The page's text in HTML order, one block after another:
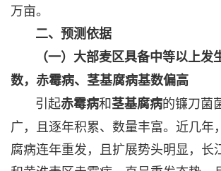
万亩。
二、预测依据
（一）大部麦区具备中等以上发
数，赤霉病、茎基腐病基数偏高
引起赤霉病和茎基腐病的镰刀菌
广，且逐年积累、数量丰富。近几年
腐病连年重发，且扩展势头明显，长